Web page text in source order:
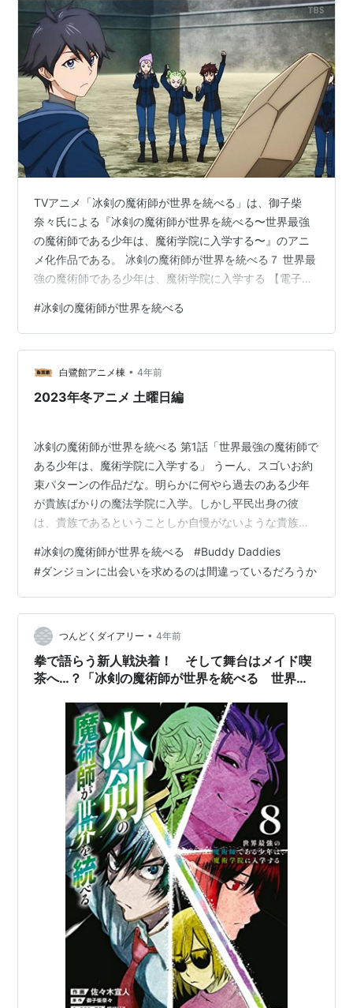
TVアニメ「冰剣の魔術師が世界を統べる」は、御子柴
奈々氏による『冰剣の魔術師が世界を統べる〜世界最強
の魔術師である少年は、魔術学院に入学する〜』のアニ
メ化作品である。 冰剣の魔術師が世界を統べる７ 世界最
強の魔術師である少年は、魔術学院に入学する 【電子特
Amazon コミカライズも発売中。 冰剣の魔術師が世界を
統べる 世界最強の魔術師である少年は、魔術学院に入学
する（１） (マガジンポケットコミックス) 作者:佐々木宣
人,御子柴奈々 講談社 Amazon 魔術師に剣、魔法学園、
主人公は平民、学園には平民を虐げる貴族が居
#冰剣の魔術師が世界を統べる
白鷺館アニメ棟 • 4年前
2023年冬アニメ 土曜日編
冰剣の魔術師が世界を統べる 第1話「世界最強の魔術師で
ある少年は、魔術学院に入学する」 うーん、スゴいお約
束パターンの作品だな。明らかに何やら過去のある少年
が貴族ばかりの魔法学院に入学。しかし平民出身の彼
は、貴族であるということしか自慢がないような貴族の
試験で圧倒的な実力差を見せつけて返り討ちに・・・。
もうお約束のコテコテだ。 原作コミックがあるようで 彼
をみているとどうも従軍経験があるような雰囲気だか
ら、魔法を学校で学んだことはないが、実戦でいきなり
覚醒して大活躍したというようなパターンだろうな。謂
わば叩き上げ。こういうのって、貴族のバカ息子…
#冰剣の魔術師が世界を統べる #Buddy Daddies
#ダンジョンに出会いを求めるのは間違っているだろうか
つんどくダイアリー • 4年前
拳で語らう新人戦決着！ そして舞台はメイド喫
茶へ…？「冰剣の魔術師が世界を統べる 世界最
8巻【#漫画感想】